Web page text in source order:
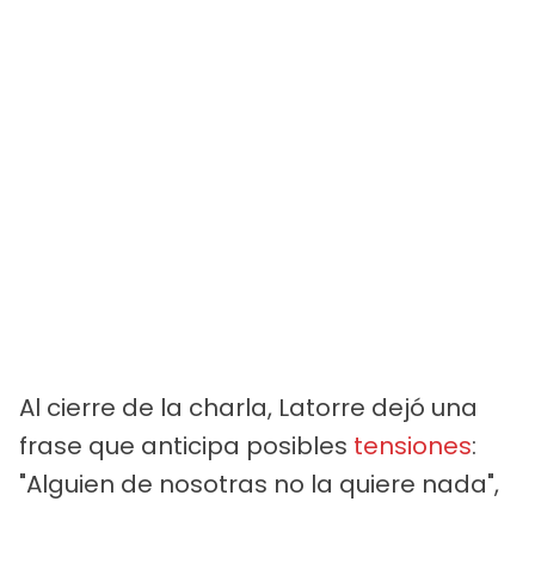
Al cierre de la charla, Latorre dejó una
frase que anticipa posibles tensiones:
"Alguien de nosotras no la quiere nada",